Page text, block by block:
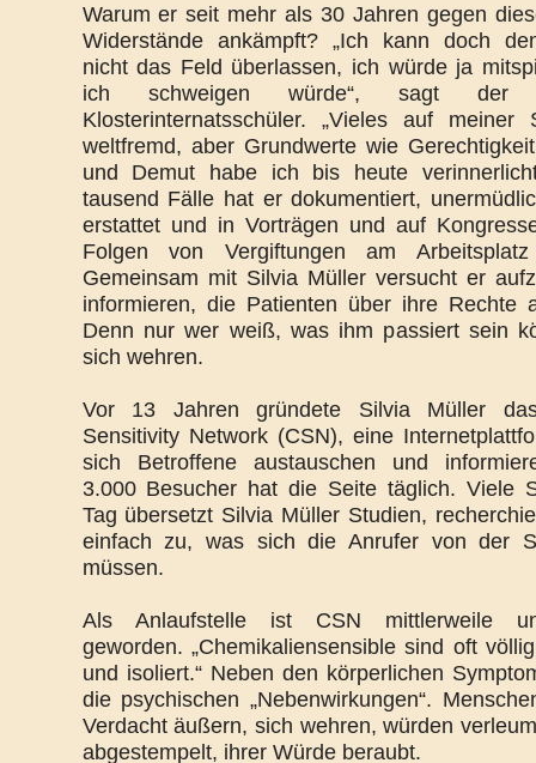
Warum er seit mehr als 30 Jahren gegen
Widerstände ankämpft? „Ich kann doch
nicht das Feld überlassen, ich würde ja
ich schweigen würde“, sagt der
Klosterinternatsschüler. „Vieles auf meiner
weltfremd, aber Grundwerte wie
und Demut habe ich bis heute
tausend Fälle hat er dokumentiert,
erstattet und in Vorträgen und auf
Folgen von Vergiftungen am Arbeitsplatz
Gemeinsam mit Silvia Müller versucht er
informieren, die Patienten über ihre Rechte
Denn nur wer weiß, was ihm passiert sein
sich wehren.
Vor 13 Jahren gründete Silvia Müller
Sensitivity Network (CSN), eine
sich Betroffene austauschen und
3.000 Besucher hat die Seite täglich. Viele
Tag übersetzt Silvia Müller Studien,
einfach zu, was sich die Anrufer von der
müssen.
Als Anlaufstelle ist CSN mittlerweile
geworden. „Chemikaliensensible sind oft
und isoliert.“ Neben den körperlichen
die psychischen „Nebenwirkungen“.
Verdacht äußern, sich wehren, würden
abgestempelt, ihrer Würde beraubt.